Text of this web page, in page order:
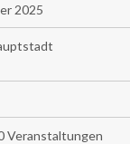
2025
Veranstaltungen